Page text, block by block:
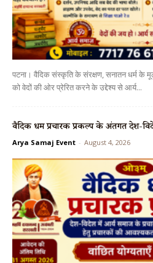
पटना। वैदिक संस्कृति के संरक्षण, सनातन धर्म के
को वेदों की ओर प्रेरित करने के उद्देश्य से आर्य...
वैदिक धर्म प्रचारक प्रकल्प के अंतर्गत देश-
Arya Samaj Event - August 4, 2026